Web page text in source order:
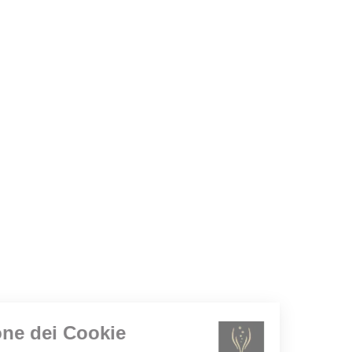
Gestione dei Cookie